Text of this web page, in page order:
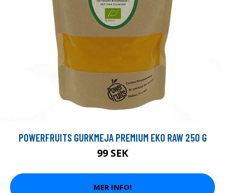
POWERFRUITS GURKMEJA PREMIUM EKO RAW 250 G
99 SEK
MER INFO!